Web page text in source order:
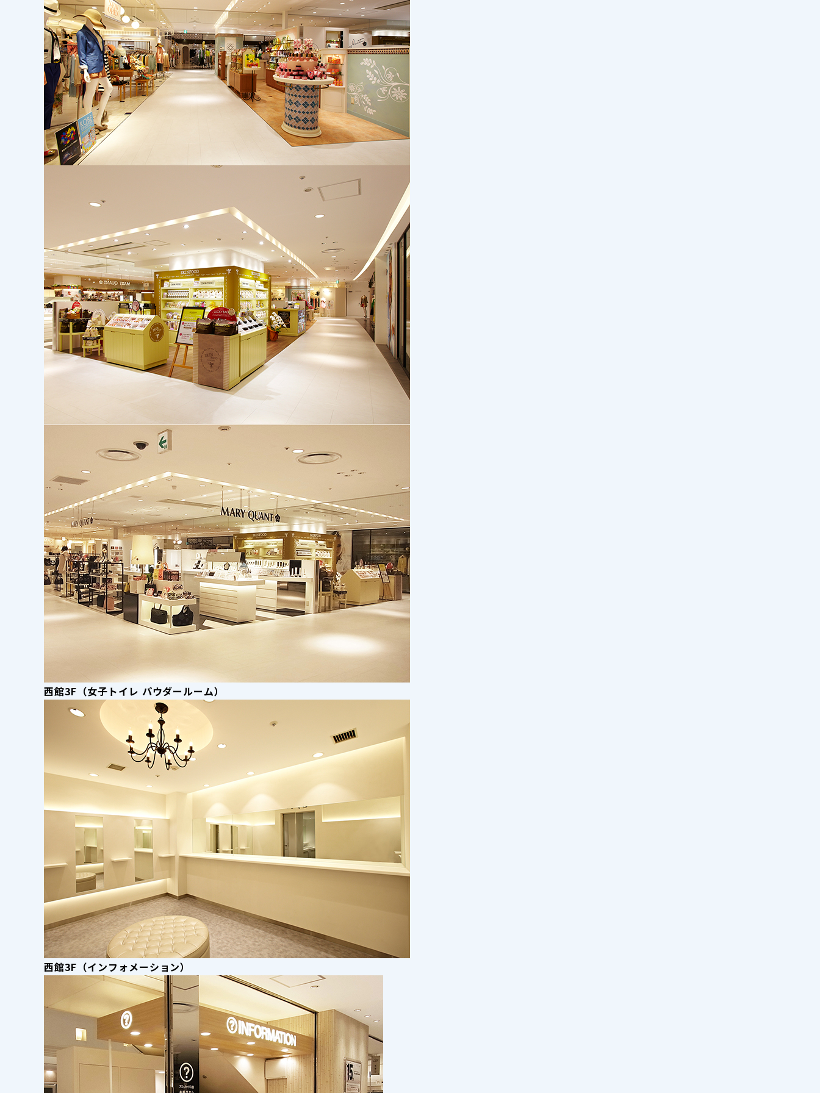
西館3F（女子トイレ パウダールーム）
西館3F（インフォメーション）